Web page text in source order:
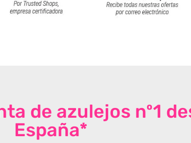
de azulejos nº1
España*